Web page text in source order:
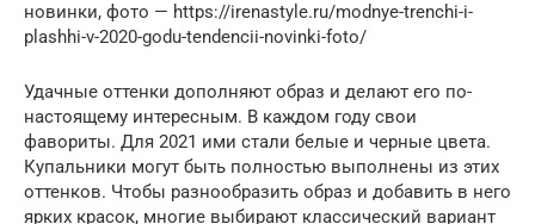
новинки, фото — https://irenastyle.ru/modnye-trenchi-i-
plashhi-v-2020-godu-tendencii-novinki-foto/
Удачные оттенки дополняют образ и делают его по-
настоящему интересным. В каждом году свои
фавориты. Для 2021 ими стали белые и черные цвета.
Купальники могут быть полностью выполнены из этих
оттенков. Чтобы разнообразить образ и добавить в него
ярких красок, многие выбирают классический вариант